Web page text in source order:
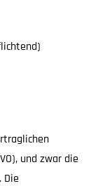
und zwar die
Die